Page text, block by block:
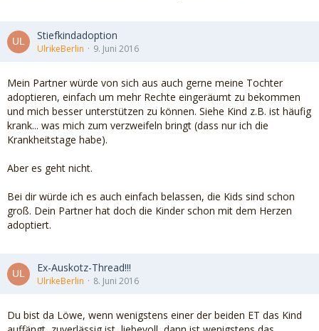
Stiefkindadoption
UlrikeBerlin 9. Juni 2016
Mein Partner würde von sich aus auch gerne meine Tochter
adoptieren, einfach um mehr Rechte eingeräumt zu bekommen
und mich besser unterstützen zu können. Siehe Kind z.B. ist häufig
krank... was mich zum verzweifeln bringt (dass nur ich die
Krankheitstage habe).
Aber es geht nicht.
Bei dir würde ich es auch einfach belassen, die Kids sind schon
groß. Dein Partner hat doch die Kinder schon mit dem Herzen
adoptiert.
Ex-Auskotz-Thread!!!
UlrikeBerlin 8. Juni 2016
Du bist da Löwe, wenn wenigstens einer der beiden ET das Kind